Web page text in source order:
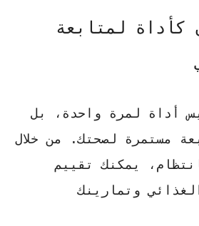
كأداة لمتابعة
أداة لمرة واحدة، بل
مستمرة لصحتك. من خلال
يمكنك تقييم
وتمارينك